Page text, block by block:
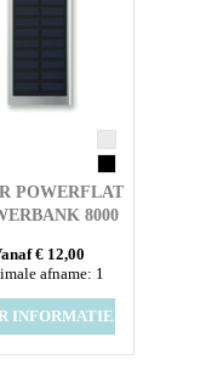
POWERFLAT
8000
€ 12,00
afname: 1
INFORMATIE